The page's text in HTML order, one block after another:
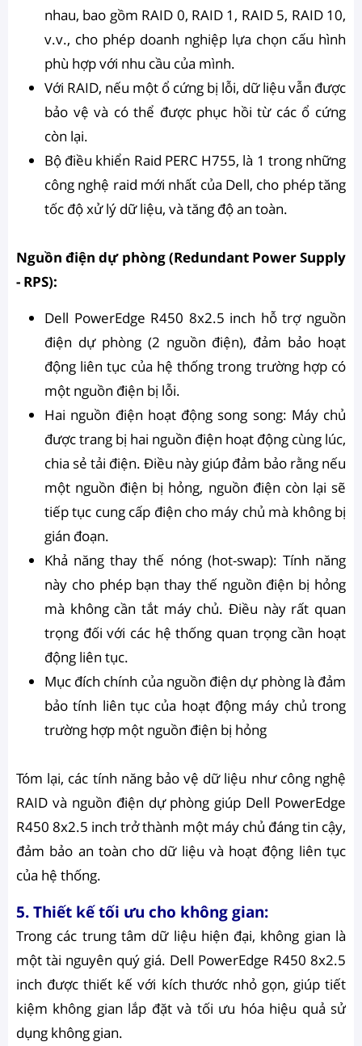
nhau, bao gồm RAID 0, RAID 1, RAID 5, RAID 10,
v.v., cho phép doanh nghiệp lựa chọn cấu hình
phù hợp với nhu cầu của mình.
Với RAID, nếu một ổ cứng bị lỗi, dữ liệu vẫn được
bảo vệ và có thể được phục hồi từ các ổ cứng
còn lại.
Bộ điều khiển Raid PERC H755, là 1 trong những
công nghệ raid mới nhất của Dell, cho phép tăng
tốc độ xử lý dữ liệu, và tăng độ an toàn.
Nguồn điện dự phòng (Redundant Power Supply
- RPS):
Dell PowerEdge R450 8x2.5 inch hỗ trợ nguồn
điện dự phòng (2 nguồn điện), đảm bảo hoạt
động liên tục của hệ thống trong trường hợp có
một nguồn điện bị lỗi.
Hai nguồn điện hoạt động song song: Máy chủ
được trang bị hai nguồn điện hoạt động cùng lúc,
chia sẻ tải điện. Điều này giúp đảm bảo rằng nếu
một nguồn điện bị hỏng, nguồn điện còn lại sẽ
tiếp tục cung cấp điện cho máy chủ mà không bị
gián đoạn.
Khả năng thay thế nóng (hot-swap): Tính năng
này cho phép bạn thay thế nguồn điện bị hỏng
mà không cần tắt máy chủ. Điều này rất quan
trọng đối với các hệ thống quan trọng cần hoạt
động liên tục.
Mục đích chính của nguồn điện dự phòng là đảm
bảo tính liên tục của hoạt động máy chủ trong
trường hợp một nguồn điện bị hỏng
Tóm lại, các tính năng bảo vệ dữ liệu như công nghệ
RAID và nguồn điện dự phòng giúp Dell PowerEdge
R450 8x2.5 inch trở thành một máy chủ đáng tin cậy,
đảm bảo an toàn cho dữ liệu và hoạt động liên tục
của hệ thống.
5. Thiết kế tối ưu cho không gian:
Trong các trung tâm dữ liệu hiện đại, không gian là
một tài nguyên quý giá. Dell PowerEdge R450 8x2.5
inch được thiết kế với kích thước nhỏ gọn, giúp tiết
kiệm không gian lắp đặt và tối ưu hóa hiệu quả sử
dụng không gian.